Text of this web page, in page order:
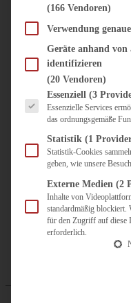
ÜBER MICH
(166 Vendoren)
Verwendung
Geräte anhand
identifizieren
(20 Vendoren)
Es folgt eine Liste der Service-
Essenziell (3
Essenzielle Services
das ordnungsgemäße
Statistik (1
Statistik-Cookies
geben, wie unsere
Externe Medien (2
Inhalte von
standardmäßig blockiert.
für den Zugriff auf diese
erforderlich.